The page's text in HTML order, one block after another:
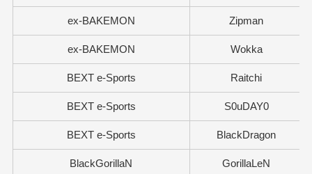
ex-BAKEMON Zipman
ex-BAKEMON Wokka
BEXT e-Sports Raitchi
BEXT e-Sports S0uDAY0
BEXT e-Sports BlackDragon
BlackGorillaN GorillaLeN